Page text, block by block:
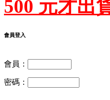
500 元才出
會員登入
會員：
密碼：